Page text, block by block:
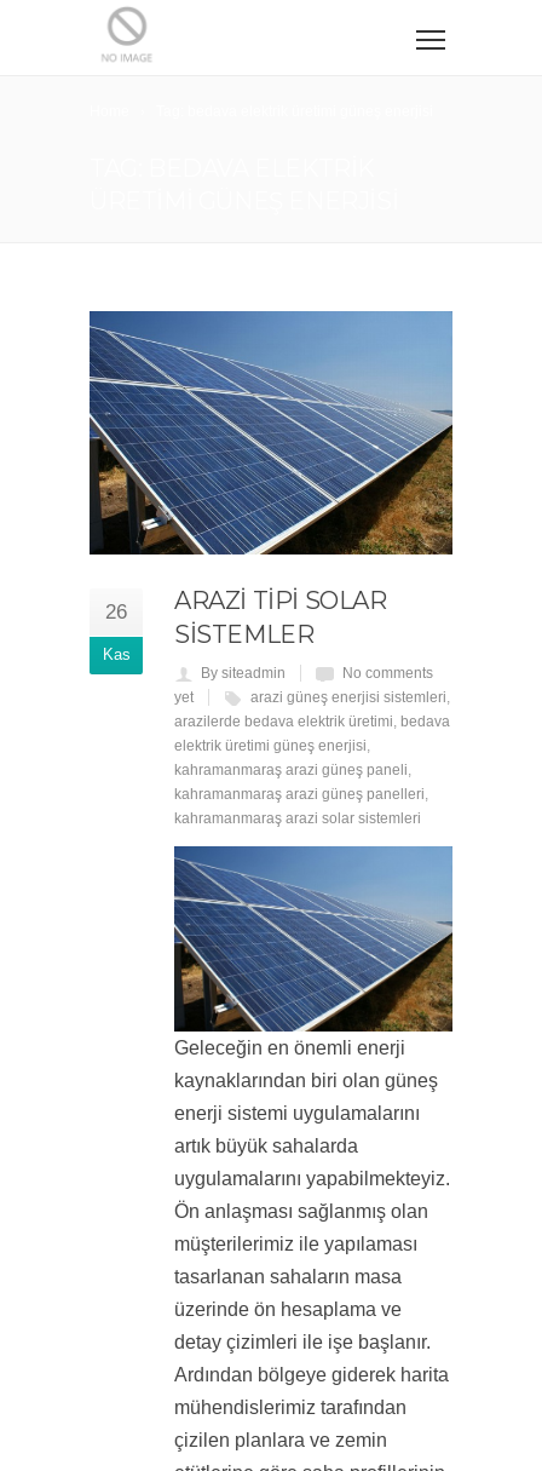
26
Kas
ARAZI TIPI SOLAR
SISTEMLER
By siteadmin
No comments
yet
arazi güneş enerjisi sistemleri
arazilerde bedava elektrik üretimi bedava
elektrik üretimi güneş enerjisi
kahramanmaraş arazi güneş paneli
kahramanmaraş arazi güneş panelleri
kahramanmaraş arazi solar sistemleri
Geleceğin en önemli enerji
kaynaklarından biri olan güneş
enerji sistemi uygulamalarını
artık büyük sahalarda
uygulamalarını yapabilmekteyiz.
Ön anlaşması sağlanmış olan
müşterilerimiz ile yapılaması
tasarlanan sahaların masa
üzerinde ön hesaplama ve
detay çizimleri ile işe başlanır.
Ardından bölgeye giderek harita
mühendislerimiz tarafından
çizilen planlara ve zemin